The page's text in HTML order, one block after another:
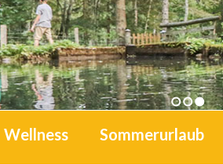
1 2 3
Wellness Sommerurlaub